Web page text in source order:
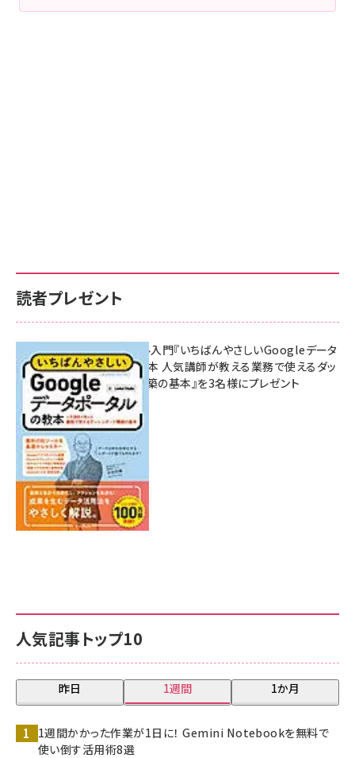
人気記事トップ10
昨日 1週間 1か月
1週間かかった作業が1日に！ Gemini Notebookを無料で
使い倒す活用術8選
読者プレゼント
無料BIツール入門『いちばんやさしいGoogleデータ
ポータルの教本 人気講師が教える業務で使えるダッ
シュボード構築の基本』を3名様にプレゼント
7月31日 10:00